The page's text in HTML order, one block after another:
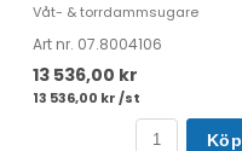
Våt- & torrdammsugare
Art nr. 07.8004106
13 536,00 kr
13 536,00 kr /st
Köp